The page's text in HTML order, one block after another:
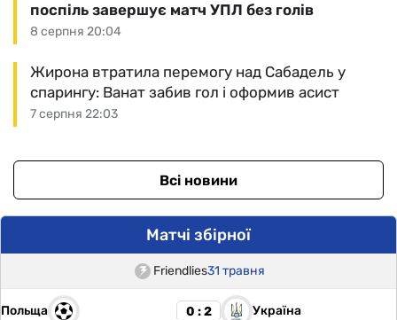
8 серпня 20:04
поспіль завершує матч УПЛ без голів
7 серпня 22:03
Жирона втратила перемогу над Сабадель у
спарингу: Ванат забив гол і оформив асист
Всі новини
Матчі збірної
Friendlies31 травня
Польща 0 : 2 Україна